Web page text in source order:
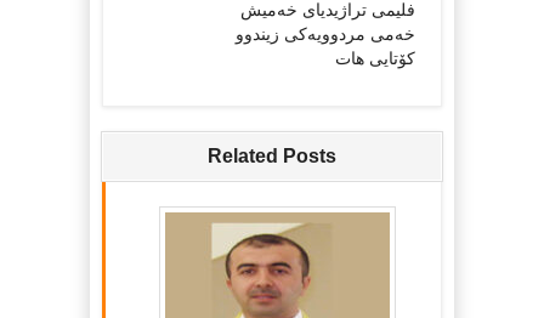
فلیمی تراژیدیای خه‌میش
خه‌می مردوویه‌کی زیندوو
کۆتایی هات
Related Posts